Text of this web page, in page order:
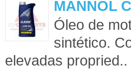
MANNOL
Óleo de
sintético.
elevadas propried..